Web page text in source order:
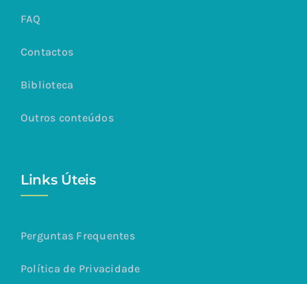
FAQ
Contactos
Biblioteca
Outros conteúdos
Links Úteis
Perguntas Frequentes
Política de Privacidade